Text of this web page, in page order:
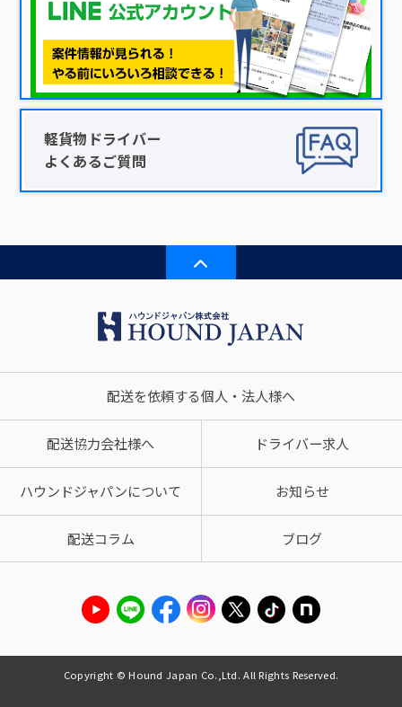
軽貨物ドライバー
よくあるご質問
配送を依頼する個人・法人様へ
配送協力会社様へ ドライバー求人
ハウンドジャパンについて お知らせ
配送コラム ブログ
Copyright © Hound Japan Co.,Ltd. All Rights Reserved.